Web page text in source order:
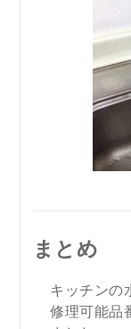
まとめ
キッチンの
修理可能品